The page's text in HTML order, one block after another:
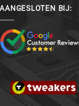
AANGESLOTEN BIJ: